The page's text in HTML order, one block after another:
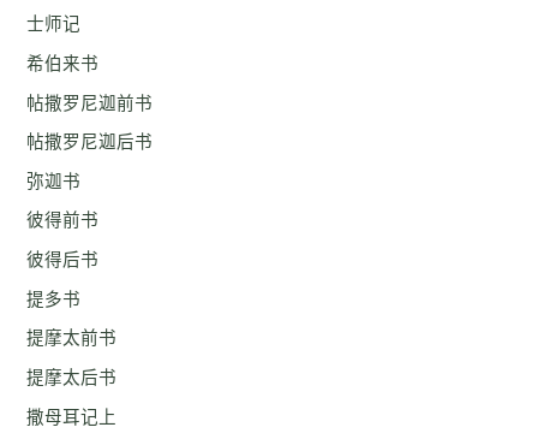
士师记
希伯来书
帖撒罗尼迦前书
帖撒罗尼迦后书
弥迦书
彼得前书
彼得后书
提多书
提摩太前书
提摩太后书
撒母耳记上